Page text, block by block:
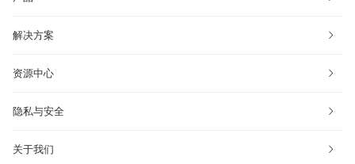
解决方案
资源中心
隐私与安全
关于我们